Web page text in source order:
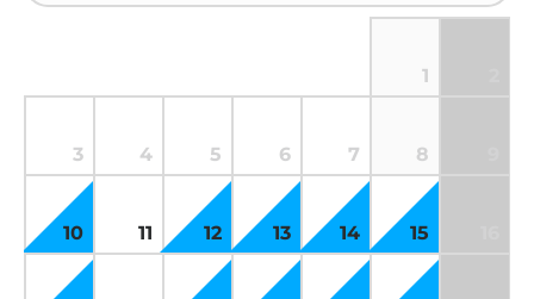
1
3 4 5 6 7 8
10 11 12 13 14 15